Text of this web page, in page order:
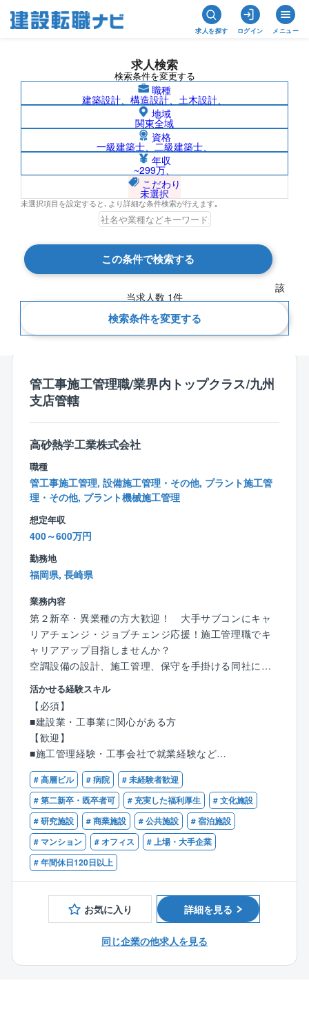
求人を探す ログイン メニュー
求人検索
検索条件を変更する
職種
建築設計、構造設計、土木設計、
地域
関東全域
資格
一級建築士、二級建築士、
年収
~299万、
こだわり
未選択
未選択項目を設定すると､より詳細な条件検索が行えます｡
この条件で検索する
該
当求人数 1件
検索条件を変更する
長崎県/高砂熱学工業株式会社の求人検索
結果一覧
新着順
管工事施工管理職/業界内トップクラス/九州
支店管轄
高砂熱学工業株式会社
職種
管工事施工管理, 設備施工管理・その他, プラント施工管
理・その他, プラント機械施工管理
想定年収
400～600万円
勤務地
福岡県, 長崎県
業務内容
第２新卒・異業種の方大歓迎！ 大手サブコンにキャ
リアチェンジ・ジョブチェンジ応援！施工管理職でキ
ャリアアップ目指しませんか？
空調設備の設計、施工管理、保守を手掛ける同社に
て、受注した建造物に常駐をして設備の管工事施工管
理業務をご担当いただきます。（九州支店および各営
業所）
【主な業務内容】
■工程管理
■予算管理
■品質管理
■安全管理 など
■担当案件
超高層ビル、学校、工場、病院、駅など
新築/リニューアルともに数多くの案件を受注してお
新築/リニューアルと分業せずに幅広い案件に携われる
チャンスがあります。
※担当案件に関しまして、準グローバル職、地域限定職
ではリニューアル工事の割合が多くなります。
活かせる経験スキル
【必須】
■建設業・工事業に関心がある方
【歓迎】
■施工管理経験・工事会社で就業経験など
■1級菅工事施工管理技士、 2級菅工事施工管理技士を
保有している方
# 高層ビル # 病院
# 未経験者歓迎
# 第二新卒・既卒者可
# 充実した福利厚生
# 文化施設
# 研究施設
# 商業施設 # 公共施設
# 宿泊施設
# マンション
# オフィス
# 上場・大手企業
# 年間休日120日以上
お気に入り 詳細を見る
同じ企業の他求人を見る